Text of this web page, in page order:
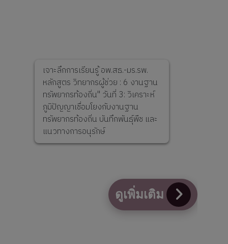
เจาะลึกการเรียนรู้ อพ.สธ.-มร.รพ.
หลักสูตร วิทยากรผู้ช่วย : 6 งานฐาน
ทรัพยากรท้องถิ่น" วันที่ 3: วิเคราะห์
ภูมิปัญญาเชื่อมโยงกับงานฐาน
ทรัพยากรท้องถิ่น บันทึกพันธุ์พืช และ
แนวทางการอนุรักษ์
Previous
ดูเพิ่มเติม